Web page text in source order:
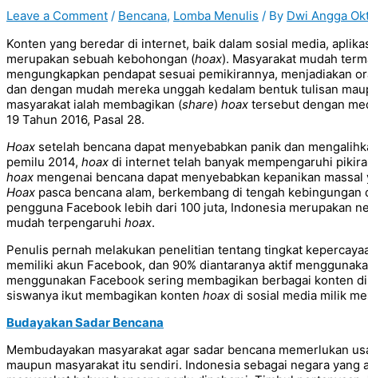
Leave a Comment / Bencana, Lomba Menulis / By Dwi Angga
Konten yang beredar di internet, baik dalam sosial media,
merupakan sebuah kebohongan (hoax). Masyarakat mudah
mengungkapkan pendapat sesuai pemikirannya, menjadiakan
dan dengan mudah mereka unggah kedalam bentuk tulisan
masyarakat ialah membagikan (share) hoax tersebut dengan
19 Tahun 2016, Pasal 28.
Hoax setelah bencana dapat menyebabkan panik dan
pemilu 2014, hoax di internet telah banyak mempengaruhi
hoax mengenai bencana dapat menyebabkan kepanikan
Hoax pasca bencana alam, berkembang di tengah
pengguna Facebook lebih dari 100 juta, Indonesia merupakan
mudah terpengaruhi hoax.
Penulis pernah melakukan penelitian tentang tingkat
memiliki akun Facebook, dan 90% diantaranya aktif
menggunakan Facebook sering membagikan berbagai konten
siswanya ikut membagikan konten hoax di sosial media milik
Budayakan Sadar Bencana
Membudayakan masyarakat agar sadar bencana memerlukan
maupun masyarakat itu sendiri. Indonesia sebagai negara